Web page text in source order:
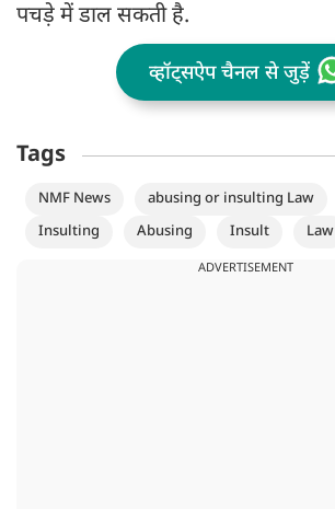
पचड़े में डाल सकती है.
व्हॉट्सऐप चैनल से जुड़ें
Tags
NMF News abusing or insulting Law
Insulting
Abusing Insult Law
ADVERTISEMENT